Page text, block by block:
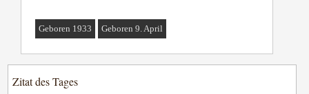
Geboren 1933 Geboren 9. April
Zitat des Tages